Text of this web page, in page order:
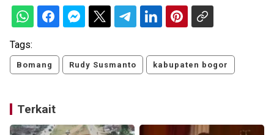
Tags:
Bomang Rudy Susmanto kabupaten bogor
Terkait